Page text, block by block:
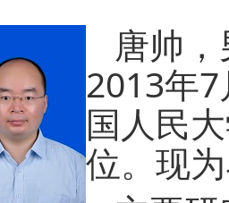
唐帅
2013年
国人民
位。现